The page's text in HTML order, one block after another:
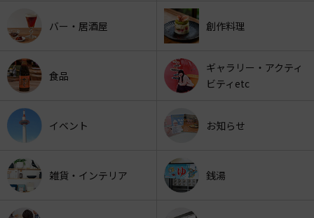
バー・居酒屋 創作料理
食品
ギャラリー・アクティ
ビティetc
イベント お知らせ
雑貨・インテリア 銭湯